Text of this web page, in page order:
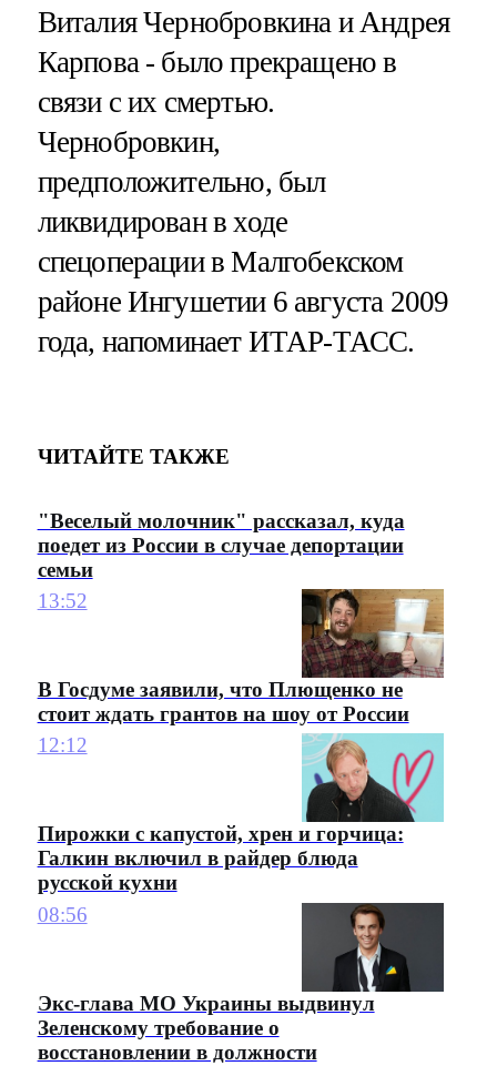
Виталия Чернобровкина и Андрея
Карпова - было прекращено в
связи с их смертью.
Чернобровкин,
предположительно, был
ликвидирован в ходе
спецоперации в Малгобекском
районе Ингушетии 6 августа 2009
года, напоминает ИТАР-ТАСС.
ЧИТАЙТЕ ТАКЖЕ
"Веселый молочник" рассказал, куда
поедет из России в случае депортации
семьи
13:52
В Госдуме заявили, что Плющенко не
стоит ждать грантов на шоу от России
12:12
Пирожки с капустой, хрен и горчица:
Галкин включил в райдер блюда
русской кухни
08:56
Экс-глава МО Украины выдвинул
Зеленскому требование о
восстановлении в должности